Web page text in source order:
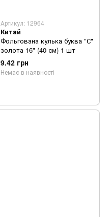
Артикул: 12964
Китай
Фольгована кулька буква "С"
золота 16" (40 см) 1 шт
9.42 грн
Немає в наявності